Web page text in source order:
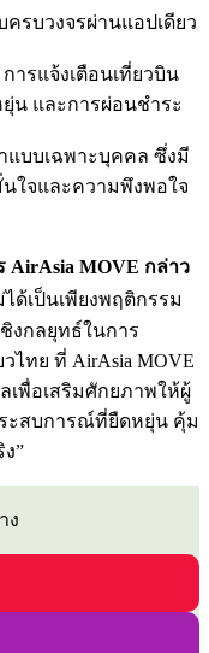
รบวงจรผ่านแอปเดียว
ารแจ้งเตือนเที่ยวบิน
น และการผ่อนชำระ
แบบเฉพาะบุคคล ซึ่งมี
ใจและความพึงพอใจ
AirAsia MOVE กล่าว
ด้เป็นเพียงพฤติกรรม
งกลยุทธ์ในการ
ทย ที่ AirAsia MOVE
เพื่อเสริมศักยภาพให้ผู้
ะสบการณ์ที่ยืดหยุ่น คุ้ม
”
ง